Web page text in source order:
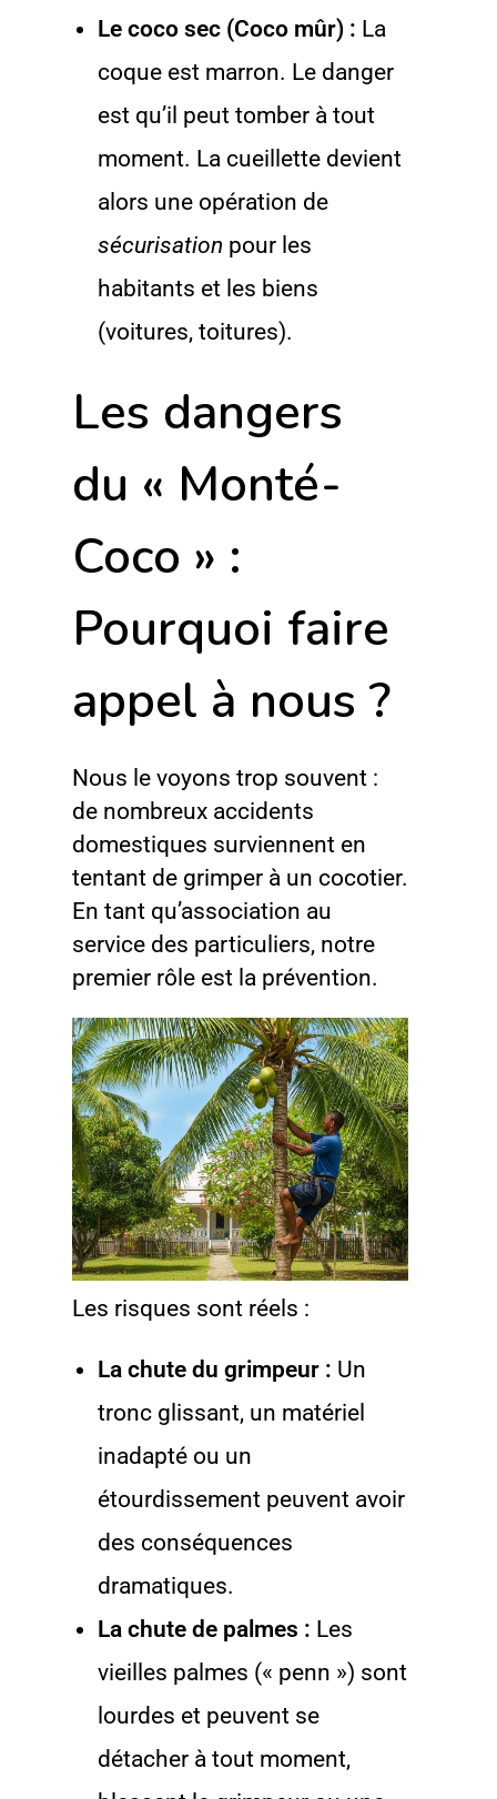
Le coco sec (Coco mûr) : La
coque est marron. Le danger
est qu’il peut tomber à tout
moment. La cueillette devient
alors une opération de
sécurisation pour les
habitants et les biens
(voitures, toitures).
Les dangers
du « Monté-
Coco » :
Pourquoi faire
appel à nous ?
Nous le voyons trop souvent :
de nombreux accidents
domestiques surviennent en
tentant de grimper à un cocotier.
En tant qu’association au
service des particuliers, notre
premier rôle est la prévention.
Les risques sont réels :
La chute du grimpeur : Un
tronc glissant, un matériel
inadapté ou un
étourdissement peuvent avoir
des conséquences
dramatiques.
La chute de palmes : Les
vieilles palmes (« penn ») sont
lourdes et peuvent se
détacher à tout moment,